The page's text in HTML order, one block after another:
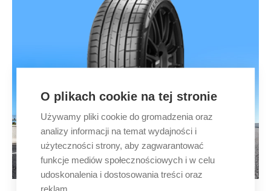
O plikach cookie na tej stronie
Używamy pliki cookie do gromadzenia oraz
analizy informacji na temat wydajności i
użyteczności strony, aby zagwarantować
funkcje mediów społecznościowych i w celu
udoskonalenia i dostosowania treści oraz
reklam.